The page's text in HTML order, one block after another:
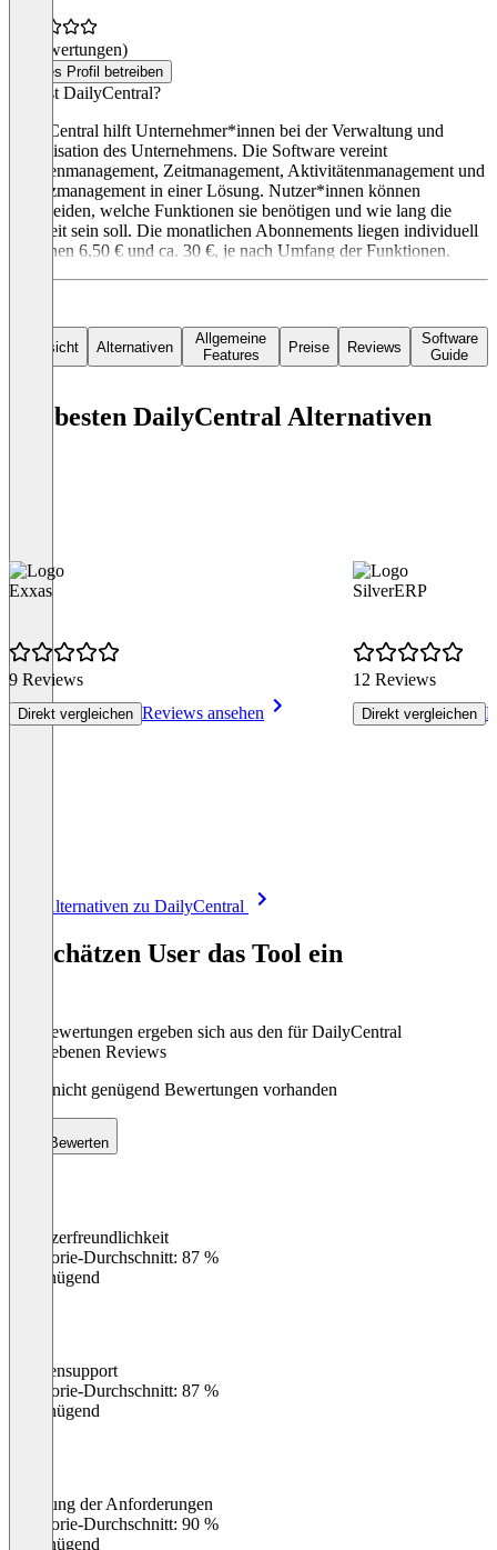
(0 Bewertungen)
Dieses Profil betreiben
Was ist DailyCentral?
DailyCentral hilft Unternehmer*innen bei der Verwaltung und
Organisation des Unternehmens. Die Software vereint
Kundenmanagement, Zeitmanagement, Aktivitätenmanagement und
Finanzmanagement in einer Lösung. Nutzer*innen können
entscheiden, welche Funktionen sie benötigen und wie lang die
Laufzeit sein soll. Die monatlichen Abonnements liegen individuell
zwischen 6,50 € und ca. 30 €, je nach Umfang der Funktionen.
Übersicht Alternativen
Allgemeine
Features
Preise Reviews
Software
Guide
Die besten DailyCentral Alternativen
Exxas
9 Reviews
Direkt vergleichen Reviews ansehen
SilverERP
12 Reviews
Direkt vergleichen
Alle Alternativen zu DailyCentral
So schätzen User das Tool ein
Die Bewertungen ergeben sich aus den für DailyCentral
abgegebenen Reviews
Noch nicht genügend Bewertungen vorhanden
Bewerten
Benutzerfreundlichkeit
Kategorie-Durchschnitt: 87 %
Ungenügend
Kundensupport
Kategorie-Durchschnitt: 87 %
Ungenügend
Erfüllung der Anforderungen
Kategorie-Durchschnitt: 90 %
Ungenügend